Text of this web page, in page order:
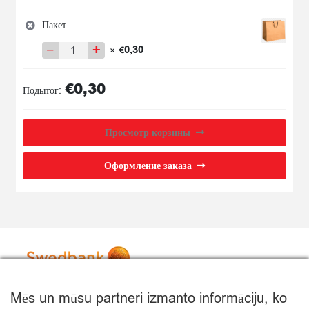
Пакет
−
Количество
Пакет
+ × €0,30
Подытог: €0,30
Просмотр корзины
Оформление заказа
Mēs un mūsu partneri izmanto informāciju, ko